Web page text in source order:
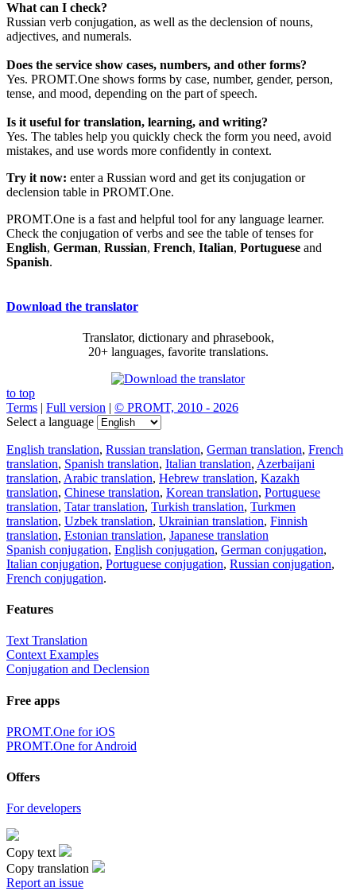
What can I check?
Russian verb conjugation, as well as the declension of nouns,
adjectives, and numerals.
Does the service show cases, numbers, and other forms?
Yes. PROMT.One shows forms by case, number, gender, person,
tense, and mood, depending on the part of speech.
Is it useful for translation, learning, and writing?
Yes. The tables help you quickly check the form you need, avoid
mistakes, and use words more confidently in context.
Try it now: enter a Russian word and get its conjugation or
declension table in PROMT.One.
PROMT.One is a fast and helpful tool for any language learner.
Check the conjugation of verbs and see the table of tenses for
English, German, Russian, French, Italian, Portuguese and
Spanish.
Download the translator
Translator, dictionary and phrasebook,
20+ languages, favorite translations.
to top
Terms | Full version | © PROMT, 2010 - 2026
Select a language
English translation, Russian translation, German translation, French
translation, Spanish translation, Italian translation, Azerbaijani
translation, Arabic translation, Hebrew translation, Kazakh
translation, Chinese translation, Korean translation, Portuguese
translation, Tatar translation, Turkish translation, Turkmen
translation, Uzbek translation, Ukrainian translation, Finnish
translation, Estonian translation, Japanese translation
Spanish conjugation, English conjugation, German conjugation,
Italian conjugation, Portuguese conjugation, Russian conjugation,
French conjugation.
Features
Text Translation
Context Examples
Conjugation and Declension
Free apps
PROMT.One for iOS
PROMT.One for Android
Offers
For developers
Copy text
Copy translation
Report an issue